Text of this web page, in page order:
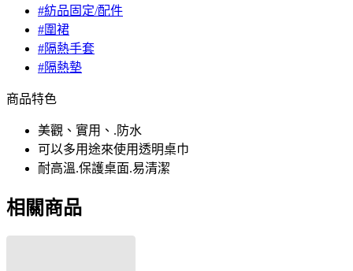
#紡品固定/配件
#圍裙
#隔熱手套
#隔熱墊
商品特色
美觀、實用、.防水
可以多用途來使用透明桌巾
耐高溫.保護桌面.易清潔
相關商品